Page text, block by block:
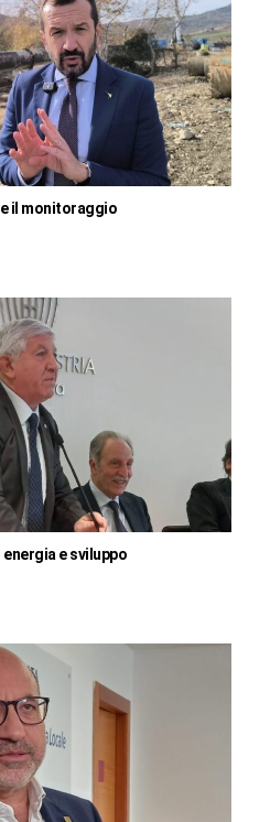
il monitoraggio
e sviluppo